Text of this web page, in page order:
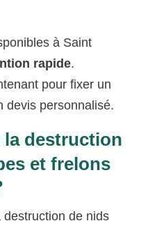
à Saint
rapide.
pour fixer un
devis personnalisé.
la destruction
et frelons
de nids